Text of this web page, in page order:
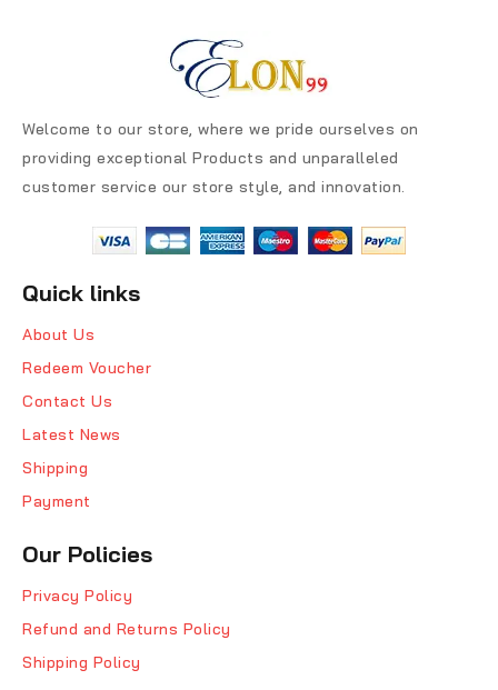
Welcome to our store, where we pride ourselves on
providing exceptional Products and unparalleled
customer service our store style, and innovation.
Quick links
About Us
Redeem Voucher
Contact Us
Latest News
Shipping
Payment
Our Policies
Privacy Policy
Refund and Returns Policy
Shipping Policy